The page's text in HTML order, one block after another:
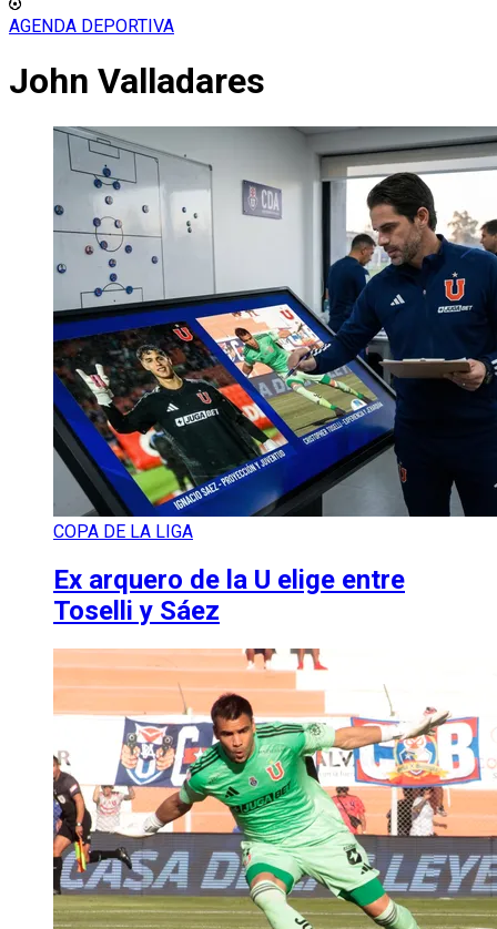
AGENDA DEPORTIVA
John Valladares
COPA DE LA LIGA
Ex arquero de la U elige entre
Toselli y Sáez